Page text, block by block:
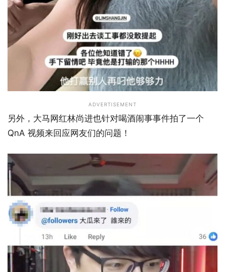
ADVERTISEMENT
另外，大马网红林尚进也针对喝酒闹事事件拍了一个
QnA 视频来回应网友们的问题！